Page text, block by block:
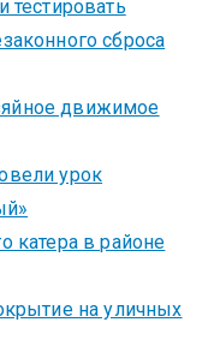
тестировать
сброса
движимое
урок
катера в районе
на уличных